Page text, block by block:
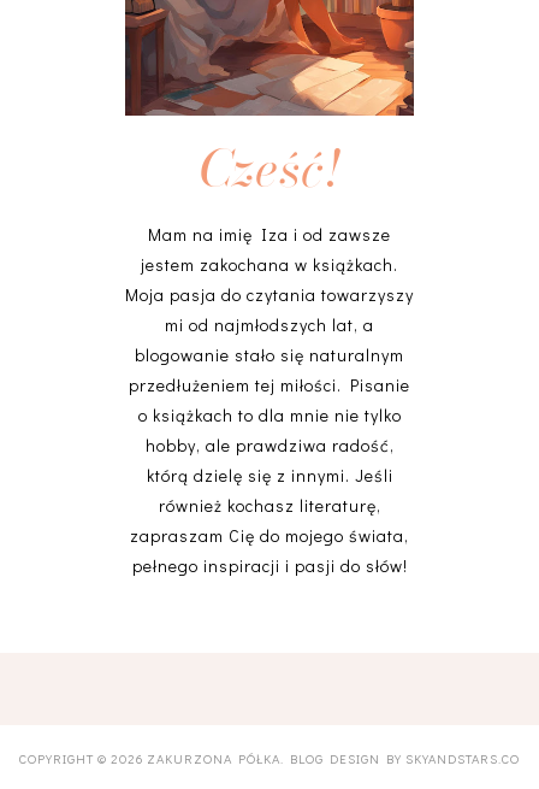
Cześć!
Mam na imię Iza i od zawsze
jestem zakochana w książkach.
Moja pasja do czytania towarzyszy
mi od najmłodszych lat, a
blogowanie stało się naturalnym
przedłużeniem tej miłości. Pisanie
o książkach to dla mnie nie tylko
hobby, ale prawdziwa radość,
którą dzielę się z innymi. Jeśli
również kochasz literaturę,
zapraszam Cię do mojego świata,
pełnego inspiracji i pasji do słów!
COPYRIGHT © 2026 ZAKURZONA PÓŁKA. BLOG DESIGN BY SKYANDSTARS.CO